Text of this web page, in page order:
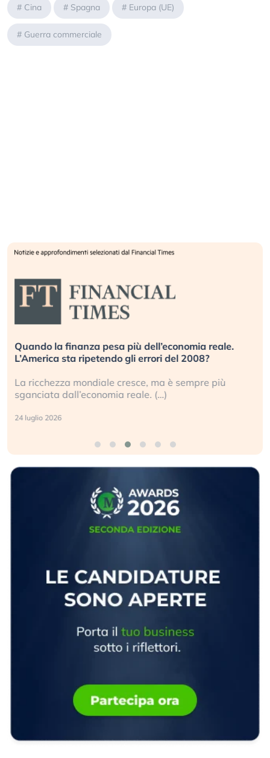
# Cina # Spagna # Europa (UE)
# Guerra commerciale
Quando la finanza pesa più dell’economia reale.
L’America sta ripetendo gli errori del 2008?
La ricchezza mondiale cresce, ma è sempre più
sganciata dall’economia reale. (…)
24 luglio 2026